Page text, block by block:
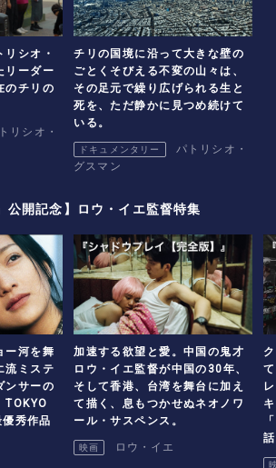
リシオ・
リーダー
のチリの
リシオ・
チリの国境に沿って大きな壁の
ごとくそびえる不変の山々は、
その足元で繰り広げられる生と
死を、ただ静かに見つめ続けて
いる。
ドキュメンタリー
パトリシオ・
グスマン
公開記念】ロウ・イエ監督特集
ー河を舞
流ミステ
ンサーの
TOKYO
秀作品
加速する欲望と愛。中国の鬼才
ロウ・イエ監督が中国の30年、
そして香港、台湾を舞台に加え
て描く、息もつかせぬネオノワ
ール・サスペンス。
映画 ロウ・イエ